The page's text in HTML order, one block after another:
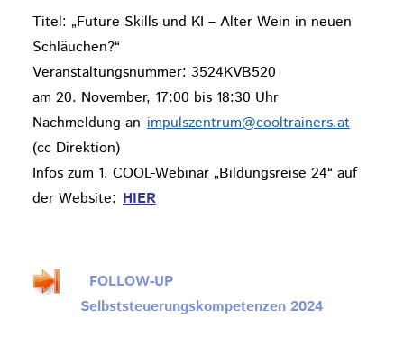
Titel: „Future Skills und KI – Alter Wein in neuen
Schläuchen?“
Veranstaltungsnummer: 3524KVB520
am 20. November, 17:00 bis 18:30 Uhr
Nachmeldung an impulszentrum@cooltrainers.at
(cc Direktion)
Infos zum 1. COOL-Webinar „Bildungsreise 24“ auf
der Website: HIER
FOLLOW-UP
Selbststeuerungskompetenzen 2024